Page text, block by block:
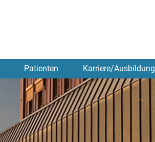
Patienten Karriere/Ausbildung